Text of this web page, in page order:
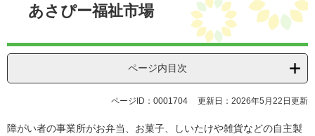
あさぴー福祉市場
ページ内目次
ページID：0001704 更新日：2026年5月22日更新
障がい者の事業所がお弁当、お菓子、しいたけや雑貨などの自主製